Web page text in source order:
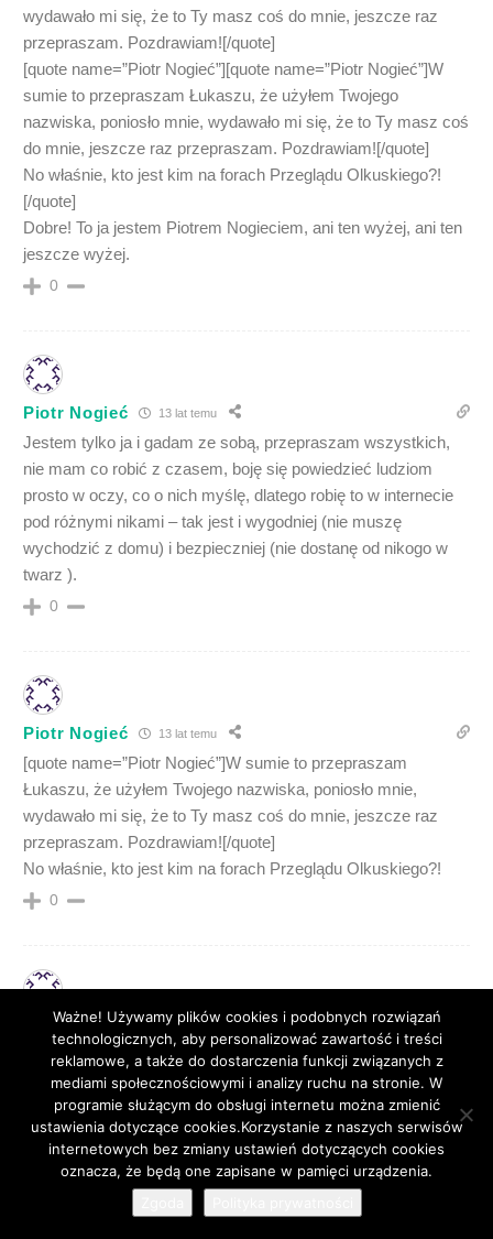
wydawało mi się, że to Ty masz coś do mnie, jeszcze raz
przepraszam. Pozdrawiam![/quote]
[quote name=”Piotr Nogieć”][quote name=”Piotr Nogieć”]W
sumie to przepraszam Łukaszu, że użyłem Twojego
nazwiska, poniosło mnie, wydawało mi się, że to Ty masz coś
do mnie, jeszcze raz przepraszam. Pozdrawiam![/quote]
No właśnie, kto jest kim na forach Przeglądu Olkuskiego?!
[/quote]
Dobre! To ja jestem Piotrem Nogieciem, ani ten wyżej, ani ten
jeszcze wyżej.
0
Piotr Nogieć 13 lat temu
Jestem tylko ja i gadam ze sobą, przepraszam wszystkich,
nie mam co robić z czasem, boję się powiedzieć ludziom
prosto w oczy, co o nich myślę, dlatego robię to w internecie
pod różnymi nikami – tak jest i wygodniej (nie muszę
wychodzić z domu) i bezpieczniej (nie dostanę od nikogo w
twarz ).
0
Piotr Nogieć 13 lat temu
[quote name=”Piotr Nogieć”]W sumie to przepraszam
Łukaszu, że użyłem Twojego nazwiska, poniosło mnie,
wydawało mi się, że to Ty masz coś do mnie, jeszcze raz
przepraszam. Pozdrawiam![/quote]
No właśnie, kto jest kim na forach Przeglądu Olkuskiego?!
0
Piotr Nogieć 13 lat temu
W sumie to przepraszam Łukaszu, że użyłem Twojego
nazwiska, poniosło mnie, wydawało mi się, że to Ty masz coś
do mnie, jeszcze raz przepraszam. Pozdrawiam!
0
Ważne! Używamy plików cookies i podobnych rozwiązań
technologicznych, aby personalizować zawartość i treści
reklamowe, a także do dostarczenia funkcji związanych z
mediami społecznościowymi i analizy ruchu na stronie. W
programie służącym do obsługi internetu można zmienić
ustawienia dotyczące cookies.Korzystanie z naszych serwisów
internetowych bez zmiany ustawień dotyczących cookies
oznacza, że będą one zapisane w pamięci urządzenia.